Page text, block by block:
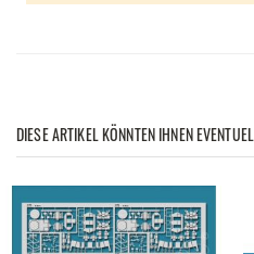
DIESE ARTIKEL KÖNNTEN IHNEN